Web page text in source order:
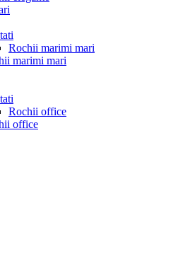
Rochii marimi mari
marimi mari
Rochii office
office